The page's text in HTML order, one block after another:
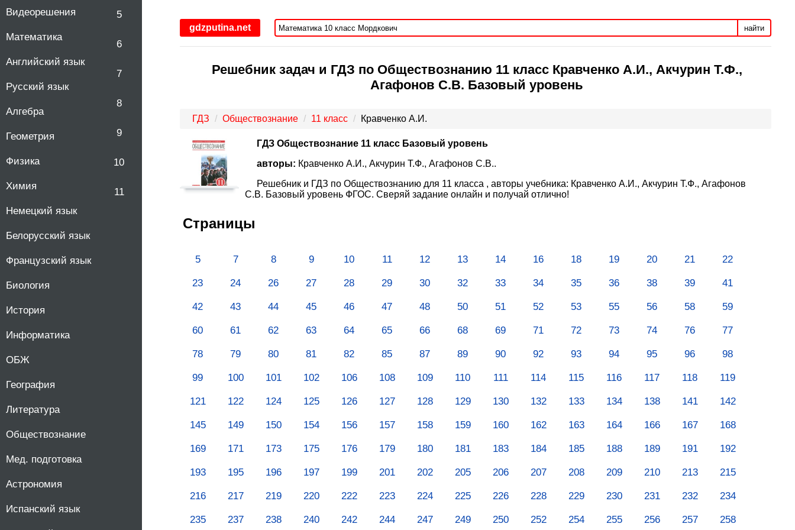
Видеорешения
Математика
Английский язык
Русский язык
Алгебра
Геометрия
Физика
Химия
Немецкий язык
Белорусский язык
Французский язык
Биология
История
Информатика
ОБЖ
География
Литература
Обществознание
Мед. подготовка
Астрономия
Испанский язык
5
6
7
8
9
10
11
gdzputina.net найти
Решебник задач и ГДЗ по Обществознанию 11 класс Кравченко А.И., Акчурин Т.Ф.,
Агафонов С.В. Базовый уровень
ГДЗ Обществознание 11 класс Кравченко А.И.
ГДЗ Обществознание 11 класс Базовый уровень
авторы: Кравченко А.И., Акчурин Т.Ф., Агафонов С.В..
Решебник и ГДЗ по Обществознанию для 11 класса , авторы учебника: Кравченко А.И., Акчурин Т.Ф., Агафонов
С.В. Базовый уровень ФГОС. Сверяй задание онлайн и получай отлично!
Страницы
5 7 8 9 10 11 12 13 14 16 18 19 20 21 22
23 24 26 27 28 29 30 32 33 34 35 36 38 39 41
42 43 44 45 46 47 48 50 51 52 53 55 56 58 59
60 61 62 63 64 65 66 68 69 71 72 73 74 76 77
78 79 80 81 82 85 87 89 90 92 93 94 95 96 98
99 100 101 102 106 108 109 110 111 114 115 116 117 118 119
121 122 124 125 126 127 128 129 130 132 133 134 138 141 142
145 149 150 154 156 157 158 159 160 162 163 164 166 167 168
169 171 173 175 176 179 180 181 183 184 185 188 189 191 192
193 195 196 197 199 201 202 205 206 207 208 209 210 213 215
216 217 219 220 222 223 224 225 226 228 229 230 231 232 234
235 237 238 240 242 244 247 249 250 252 254 255 256 257 258